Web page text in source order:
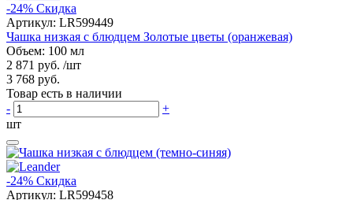
-24% Скидка
Артикул: LR599449
Чашка низкая с блюдцем Золотые цветы (оранжевая)
Объем: 100 мл
2 871 руб. /шт
3 768 руб.
Товар есть в наличии
-
+
шт
-24% Скидка
Артикул: LR599458